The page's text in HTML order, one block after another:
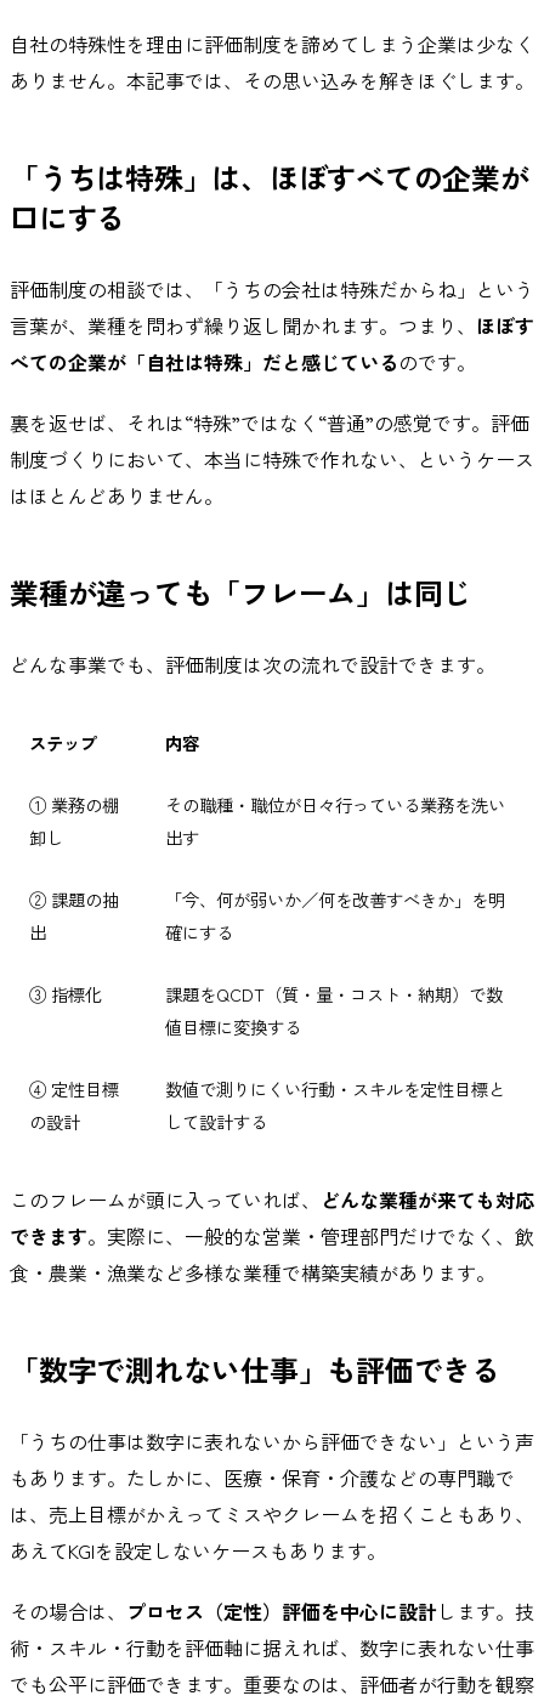
自社の特殊性を理由に評価制度を諦めてしまう企業は少なく
ありません。本記事では、その思い込みを解きほぐします。
「うちは特殊」は、ほぼすべての企業が
口にする
評価制度の相談では、「うちの会社は特殊だからね」という
言葉が、業種を問わず繰り返し聞かれます。つまり、 ほぼす
べての企業が「自社は特殊」だと感じているのです。
裏を返せば、それは“特殊”ではなく“普通”の感覚です。評価
制度づくりにおいて、本当に特殊で作れない、というケース
はほとんどありません。
業種が違っても「フレーム」は同じ
どんな事業でも、評価制度は次の流れで設計できます。
ステップ 内容
① 業務の棚
卸し
その職種・職位が日々行っている業務を洗い
出す
② 課題の抽
出
「今、何が弱いか／何を改善すべきか」を明
確にする
③ 指標化
課題をQCDT（質・量・コスト・納期）で数
値目標に変換する
④ 定性目標
の設計
数値で測りにくい行動・スキルを定性目標と
して設計する
このフレームが頭に入っていれば、 どんな業種が来ても対応
できます。実際に、一般的な営業・管理部門だけでなく、飲
食・農業・漁業など多様な業種で構築実績があります。
「数字で測れない仕事」も評価できる
「うちの仕事は数字に表れないから評価できない」という声
もあります。たしかに、医療・保育・介護などの専門職で
は、売上目標がかえってミスやクレームを招くこともあり、
あえてKGIを設定しないケースもあります。
その場合は、 プロセス（定性）評価を中心に設計します。技
術・スキル・行動を評価軸に据えれば、数字に表れない仕事
でも公平に評価できます。重要なのは、評価者が行動を観察